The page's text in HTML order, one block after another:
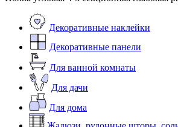
Декоративные наклейки
Декоративные панели
Для ванной комнаты
Для дачи
Для дома